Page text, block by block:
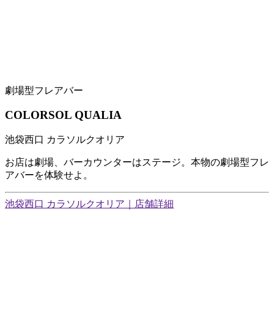
劇場型フレアバー
COLORSOL QUALIA
池袋西口 カラソルクオリア
お店は劇場、バーカウンターはステージ。本物の劇場型フレ
アバーを体験せよ。
池袋西口 カラソルクオリア｜店舗詳細